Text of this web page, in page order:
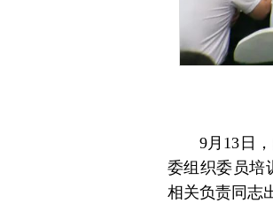
9月13日
委组织委员培
相关负责同志